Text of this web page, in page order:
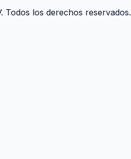
Todos los derechos reservados.